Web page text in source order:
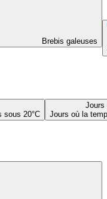
Brebis galeuses
sous 20°C
Jours
Jours où la